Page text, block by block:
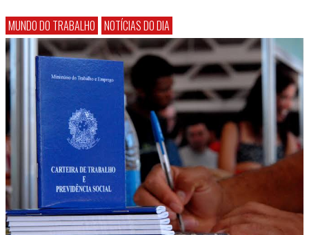
MUNDO DO TRABALHO NOTÍCIAS DO DIA